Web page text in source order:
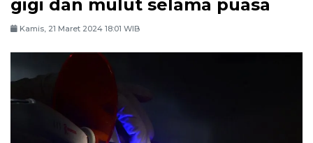
gigi dan mulut selama puasa
Kamis, 21 Maret 2024 18:01 WIB